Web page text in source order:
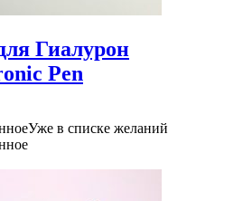
Гиалурон
Pen
Уже в списке желаний